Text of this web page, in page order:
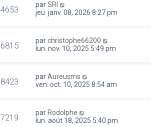
4653 parSRI
jeu. janv. 08, 2026 8:27 pm
6815 parchristophe66200
lun. nov. 10, 2025 5:49 pm
8423 parAureusms
ven. oct. 10, 2025 8:54 am
7219 par Rodolphe
lun. août 18, 2025 5:40 pm